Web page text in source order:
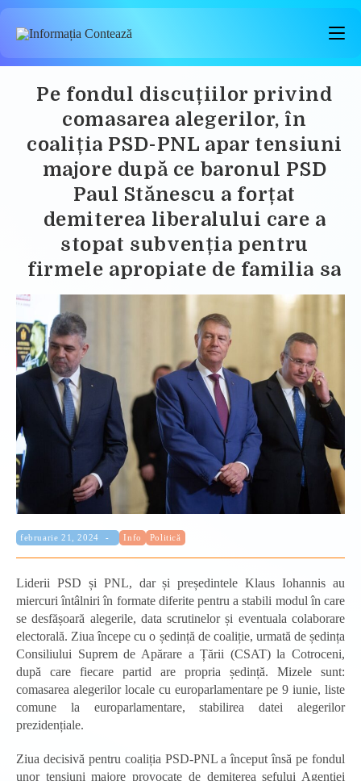
Skip
content
Pe fondul discuțiilor privind
comasarea alegerilor, în
coaliția PSD-PNL apar tensiuni
majore după ce baronul PSD
Paul Stănescu a forțat
demiterea liberalului care a
stopat subvenția pentru
firmele apropiate de familia sa
Publicat:
februarie 21, 2024 Categorie:
Info Politică
Liderii PSD și PNL, dar și președintele Klaus Iohannis au
miercuri întâlniri în formate diferite pentru a stabili modul în care
se desfășoară alegerile, data scrutinelor și eventuala colaborare
electorală. Ziua începe cu o ședință de coaliție, urmată de ședința
Consiliului Suprem de Apărare a Țării (CSAT) la Cotroceni,
după care fiecare partid are propria ședință. Mizele sunt:
comasarea alegerilor locale cu europarlamentare pe 9 iunie, liste
comune la europarlamentare, stabilirea datei alegerilor
prezidențiale.
Ziua decisivă pentru coaliția PSD-PNL a început însă pe fondul
unor tensiuni majore provocate de demiterea șefului Agenției